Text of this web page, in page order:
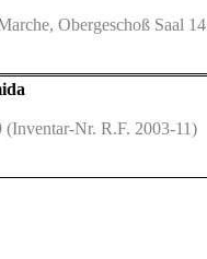
Obergeschoß Saal 14
(Inventar-Nr. R.F. 2003-11)